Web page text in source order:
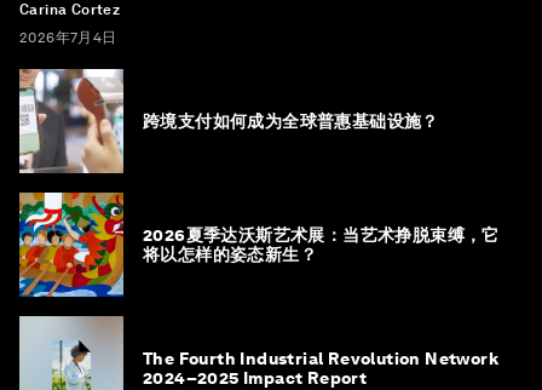
Carina Cortez
2026年7月4日
跨境支付如何成为全球普惠基础设施？
2026夏季达沃斯艺术展：当艺术挣脱束缚，它
将以怎样的姿态新生？
The Fourth Industrial Revolution Network
2024–2025 Impact Report